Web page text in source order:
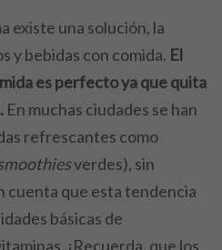
existe una solución, la
y bebidas con comida. El
es perfecto ya que quita
En muchas ciudades se han
refrescantes como
verdes), sin
cuenta que esta tendencia
básicas de
¡Recuerda, que los